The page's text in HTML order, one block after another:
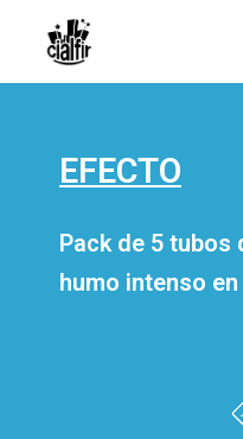
EFECTO
Pack de 5 tubos
humo intenso